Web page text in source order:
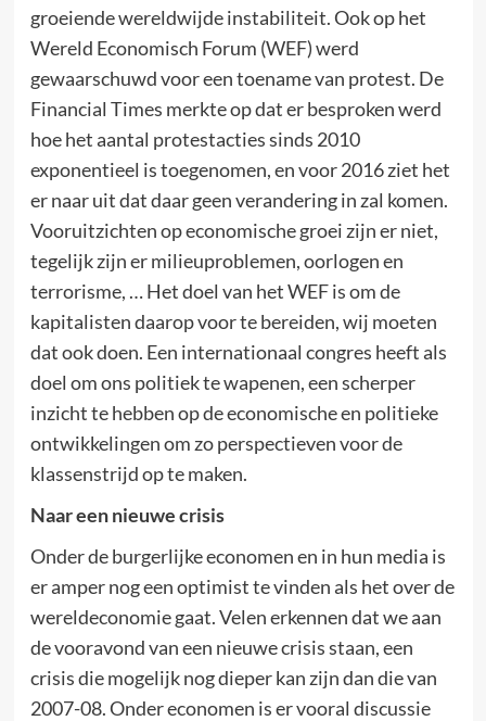
groeiende wereldwijde instabiliteit. Ook op het
Wereld Economisch Forum (WEF) werd
gewaarschuwd voor een toename van protest. De
Financial Times merkte op dat er besproken werd
hoe het aantal protestacties sinds 2010
exponentieel is toegenomen, en voor 2016 ziet het
er naar uit dat daar geen verandering in zal komen.
Vooruitzichten op economische groei zijn er niet,
tegelijk zijn er milieuproblemen, oorlogen en
terrorisme, … Het doel van het WEF is om de
kapitalisten daarop voor te bereiden, wij moeten
dat ook doen. Een internationaal congres heeft als
doel om ons politiek te wapenen, een scherper
inzicht te hebben op de economische en politieke
ontwikkelingen om zo perspectieven voor de
klassenstrijd op te maken.
Naar een nieuwe crisis
Onder de burgerlijke economen en in hun media is
er amper nog een optimist te vinden als het over de
wereldeconomie gaat. Velen erkennen dat we aan
de vooravond van een nieuwe crisis staan, een
crisis die mogelijk nog dieper kan zijn dan die van
2007-08. Onder economen is er vooral discussie